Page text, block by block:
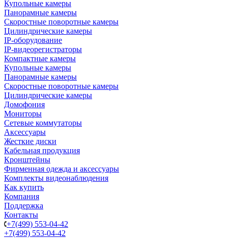
Купольные камеры
Панорамные камеры
Скоростные поворотные камеры
Цилиндрические камеры
IP-оборудование
IP-видеорегистраторы
Компактные камеры
Купольные камеры
Панорамные камеры
Скоростные поворотные камеры
Цилиндрические камеры
Домофония
Мониторы
Сетевые коммутаторы
Аксессуары
Жесткие диски
Кабельная продукция
Кронштейны
Фирменная одежда и аксессуары
Комплекты видеонаблюдения
Как купить
Компания
Поддержка
Контакты
+7(499) 553-04-42
+7(499) 553-04-42